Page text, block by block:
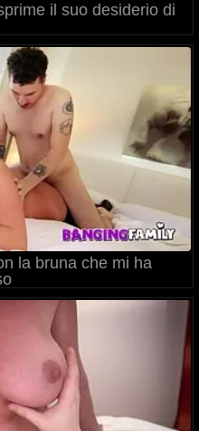
il suo desiderio di
la bruna che mi ha